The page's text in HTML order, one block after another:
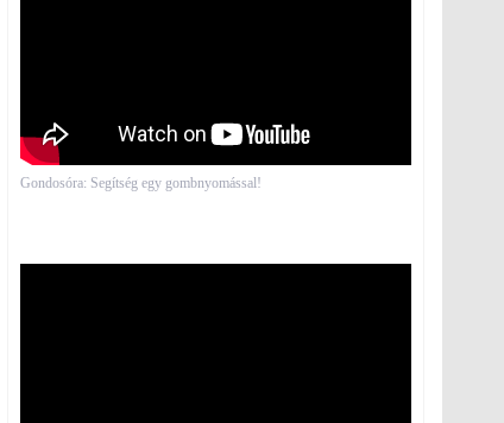
Gondosóra: Segítség egy gombnyomással!